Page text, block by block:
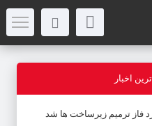
اخبار
فاز ترمیم زیرساخت ها شد